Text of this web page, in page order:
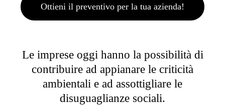
Ottieni il preventivo per la tua azienda!
Le imprese oggi hanno la possibilità di
contribuire ad appianare le criticità
ambientali e ad assottigliare le
disuguaglianze sociali.